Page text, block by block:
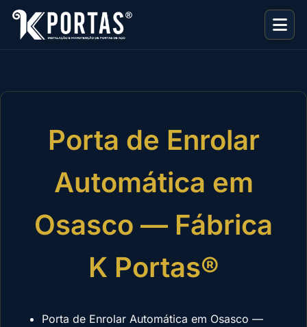
Porta de Enrolar
Automática em
Osasco — Fábrica
K Portas®
Porta de Enrolar Automática em Osasco —